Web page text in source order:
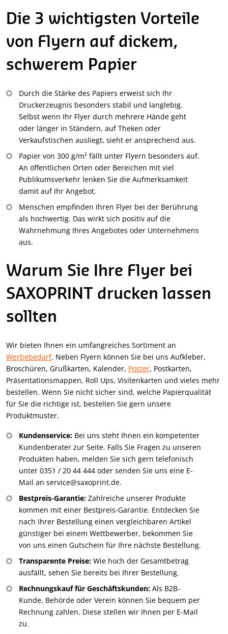
Die 3 wichtigsten Vorteile
von Flyern auf dickem,
schwerem Papier
Durch die Stärke des Papiers erweist sich Ihr
Druckerzeugnis besonders stabil und langlebig.
Selbst wenn Ihr Flyer durch mehrere Hände geht
oder länger in Ständern, auf Theken oder
Verkaufstischen ausliegt, sieht er ansprechend aus.
Papier von 300 g/m² fällt unter Flyern besonders auf.
An öffentlichen Orten oder Bereichen mit viel
Publikumsverkehr lenken Sie die Aufmerksamkeit
damit auf Ihr Angebot.
Menschen empfinden Ihren Flyer bei der Berührung
als hochwertig. Das wirkt sich positiv auf die
Wahrnehmung Ihres Angebotes oder Unternehmens
aus.
Warum Sie Ihre Flyer bei
SAXOPRINT drucken lassen
sollten
Wir bieten Ihnen ein umfangreiches Sortiment an
Werbebedarf. Neben Flyern können Sie bei uns Aufkleber,
Broschüren, Grußkarten, Kalender, Poster, Postkarten,
Präsentationsmappen, Roll Ups, Visitenkarten und vieles mehr
bestellen. Wenn Sie nicht sicher sind, welche Papierqualität
für Sie die richtige ist, bestellen Sie gern unsere
Produktmuster.
Kundenservice: Bei uns steht Ihnen ein kompetenter
Kundenberater zur Seite. Falls Sie Fragen zu unseren
Produkten haben, melden Sie sich gern telefonisch
unter 0351 / 20 44 444 oder senden Sie uns eine E-
Mail an service@saxoprint.de.
Bestpreis-Garantie: Zahlreiche unserer Produkte
kommen mit einer Bestpreis-Garantie. Entdecken Sie
nach Ihrer Bestellung einen vergleichbaren Artikel
günstiger bei einem Wettbewerber, bekommen Sie
von uns einen Gutschein für Ihre nächste Bestellung.
Transparente Preise: Wie hoch der Gesamtbetrag
ausfällt, sehen Sie bereits bei Ihrer Bestellung.
Rechnungskauf für Geschäftskunden: Als B2B-
Kunde, Behörde oder Verein können Sie bequem per
Rechnung zahlen. Diese stellen wir Ihnen per E-Mail
zu.